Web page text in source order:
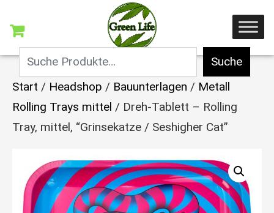
Suche
Start / Headshop / Bauunterlagen / Metall
Rolling Trays mittel / Dreh-Tablett – Rolling
Tray, mittel, “Grinsekatze / Seshigher Cat”